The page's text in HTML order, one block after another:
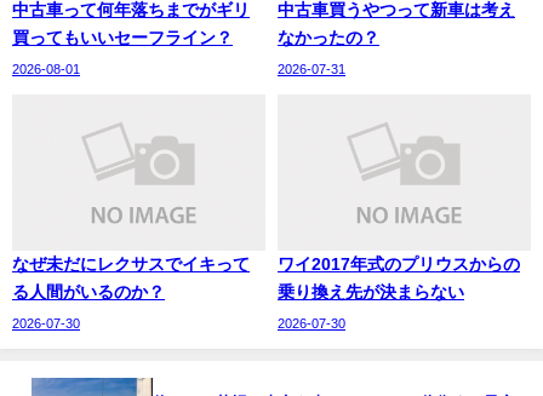
中古車って何年落ちまでがギリ
買ってもいいセーフライン？
2026-08-01
中古車買うやつって新車は考え
なかったの？
2026-07-31
なぜ未だにレクサスでイキって
る人間がいるのか？
2026-07-30
ワイ2017年式のプリウスからの
乗り換え先が決まらない
2026-07-30